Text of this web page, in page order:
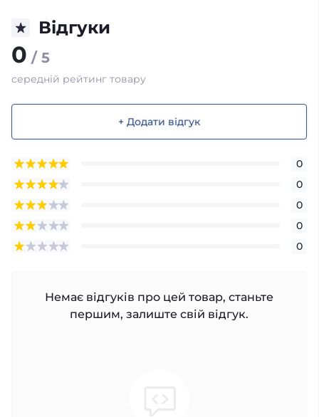
Відгуки
0 / 5
середній рейтинг товару
+ Додати відгук
0
0
0
0
0
Немає відгуків про цей товар, станьте
першим, залиште свій відгук.